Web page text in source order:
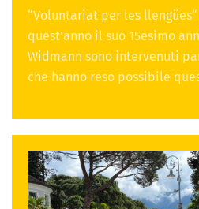
“Voluntariat per les
quest’anno il suo 15esimo
Widmann sono intervenuti
che hanno reso possibile